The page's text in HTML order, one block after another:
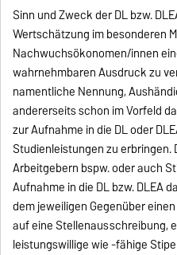
Sinn und Zweck der DL bzw.
Wertschätzung im besonderen
Nachwuchsökonomen/innen
wahrnehmbaren Ausdruck zu
namentliche Nennung,
andererseits schon im Vorfeld
zur Aufnahme in die DL oder
Studienleistungen zu
Arbeitgebern bspw. oder auch
Aufnahme in die DL bzw. DLEA
dem jeweiligen Gegenüber
auf eine Stellenausschreibung,
leistungswillige wie -fähige